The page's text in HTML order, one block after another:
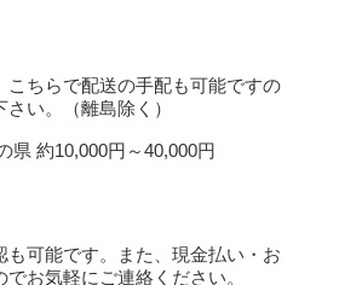
こちらで配送の手配も可能ですの
い。（離島除く）
県 約10,000円～40,000円
も可能です。また、現金払い・お
お気軽にご連絡ください。